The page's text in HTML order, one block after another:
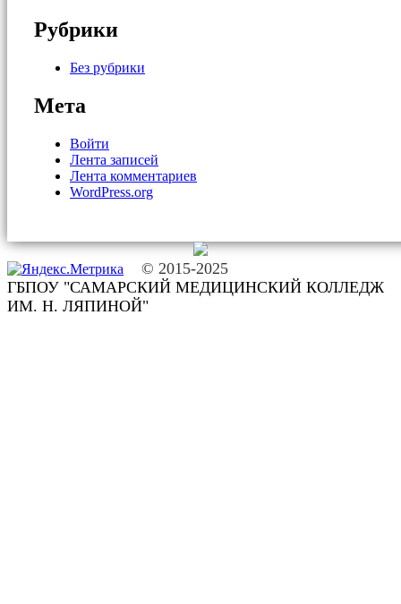
Рубрики
Без рубрики
Мета
Войти
Лента записей
Лента комментариев
WordPress.org
© 2015-2025
ГБПОУ "САМАРСКИЙ МЕДИЦИНСКИЙ КОЛЛЕДЖ
ИМ. Н. ЛЯПИНОЙ"